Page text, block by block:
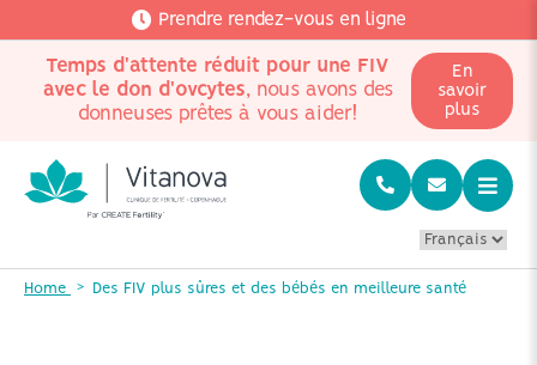
Prendre rendez-vous en ligne
Temps d'attente réduit pour une FIV
avec le don d'ovcytes, nous avons des
donneuses prêtes à vous aider!
En
savoir
plus
Home Des FIV plus sûres et des bébés en meilleure santé